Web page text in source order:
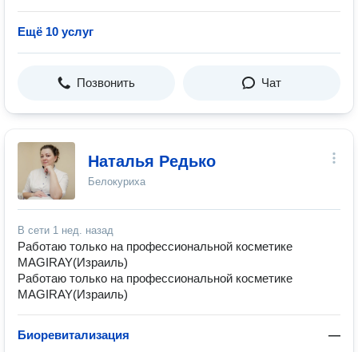
Ещё 10 услуг
Позвонить Чат
Наталья Редько
Белокуриха
В сети 1 нед. назад
Работаю только на профессиональной косметике
MAGIRAY(Израиль)
Работаю только на профессиональной косметике
MAGIRAY(Израиль)
Биоревитализация —